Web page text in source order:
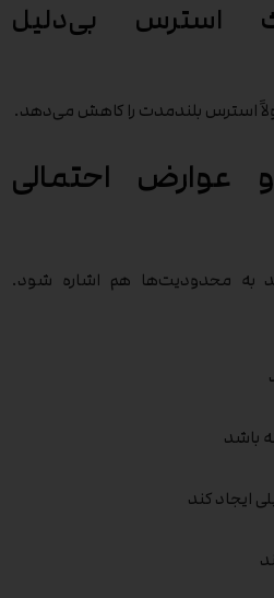
استرس بی‌دلیل
استرس بلندمدت را کاهش می‌دهد.
عوارض احتمالی
به محدودیت‌ها هم اشاره شود.
باشد
ایجاد کند